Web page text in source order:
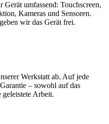
umfassend: Touchscreen,
Kameras und Sensoren.
wir das Gerät frei.
Werkstatt ab. Auf jede
– sowohl auf das
geleistete Arbeit.